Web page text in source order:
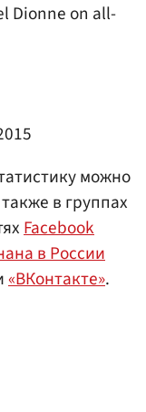
Dionne on all-
можно
в группах
Facebook
в России
«ВКонтакте».